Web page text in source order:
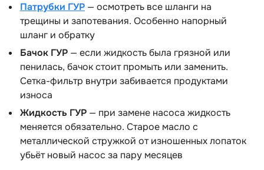
Патрубки ГУР — осмотреть все шланги на
трещины и запотевания. Особенно напорный
шланг и обратку
Бачок ГУР — если жидкость была грязной или
пенилась, бачок стоит промыть или заменить.
Сетка-фильтр внутри забивается продуктами
износа
Жидкость ГУР — при замене насоса жидкость
меняется обязательно. Старое масло с
металлической стружкой от изношенных лопаток
убьёт новый насос за пару месяце